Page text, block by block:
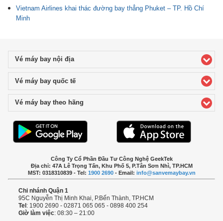
Vietnam Airlines khai thác đường bay thẳng Phuket – TP. Hồ Chí
Minh
Vé máy bay nội địaclick to expand contents
Vé máy bay quốc tếclick to expand contents
Vé máy bay theo hãng
Công Ty Cổ Phần Đầu Tư Công Nghệ GeekTek
Địa chỉ: 47A Lê Trọng Tấn, Khu Phố 5, P.Tân Sơn Nhì, TP.HCM
MST: 0318310839 - Tel: 1900 2690- Email: info@sanvemaybay.vn
Chi nhánh Quận 1
95C Nguyễn Thị Minh Khai, P.Bến Thành, TP.HCM
Tel: 1900 2690 - 02871 065 065 - 0898 400 254
Giờ làm việc: 08:30 – 21:00